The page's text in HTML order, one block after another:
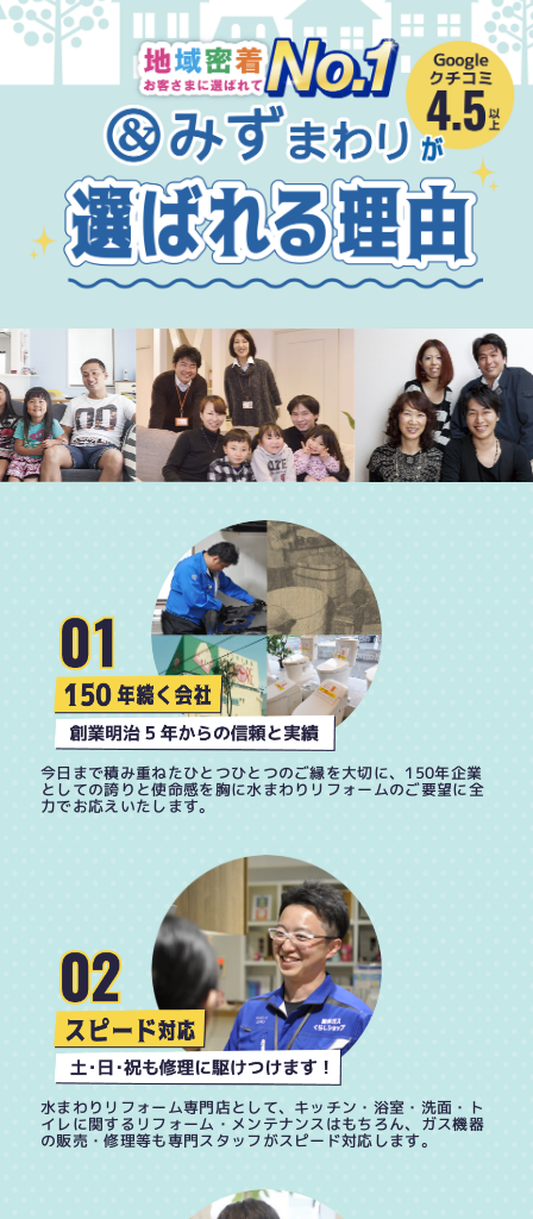
今日まで積み重ねたひとつひとつのご縁を大切に、150年企業
としての誇りと使命感を胸に水まわりリフォームのご要望に全
力でお応えいたします。
水まわりリフォーム専門店として、キッチン・浴室・洗面・ト
イレに関するリフォーム・メンテナンスはもちろん、ガス機器
の販売・修理等も専門スタッフがスピード対応します。